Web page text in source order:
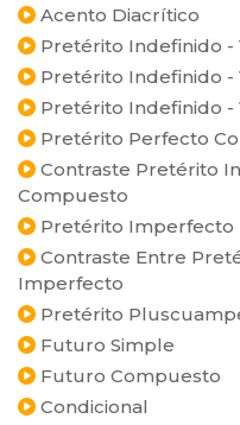
Acento Diacrítico
Pretérito Indefinido -
Pretérito Indefinido
Pretérito Indefinido
Pretérito Perfecto
Contraste Pretérito
Compuesto
Pretérito Imperfecto
Contraste Entre
Imperfecto
Pretérito
Futuro Simple
Futuro Compuesto
Condicional